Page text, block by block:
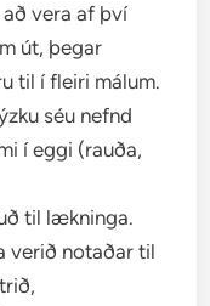
vera af því
út, þegar
til í fleiri málum.
séu nefnd
í eggi (rauða,
til lækninga.
verið notaðar til